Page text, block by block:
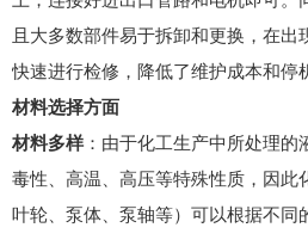
且大多数部件易于拆卸和更换，在出
快速进行检修，降低了维护成本和停
材料选择方面
材料多样 ：由于化工生产中所处理的
毒性、高温、高压等特殊性质，因此
叶轮、泵体、泵轴等）可以根据不同